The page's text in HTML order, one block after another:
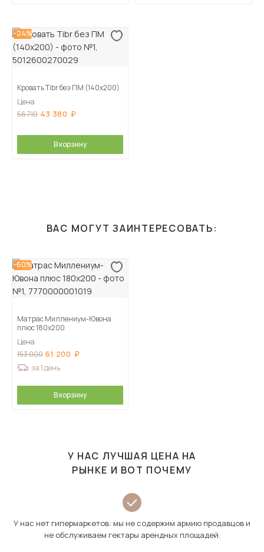
-24%
Кровать Tibr без ПМ (140х200)
Цена
56 710 43 380
В корзину
ВАС МОГУТ ЗАИНТЕРЕСОВАТЬ:
-60%
Матрас Миллениум-Ювона
плюс 180х200
Цена
153 000 61 200
за 1 день
В корзину
У НАС ЛУЧШАЯ ЦЕНА НА
РЫНКЕ И ВОТ ПОЧЕМУ
У нас нет гипермаркетов: мы не содержим армию продавцов и
не обслуживаем гектары арендных площадей.